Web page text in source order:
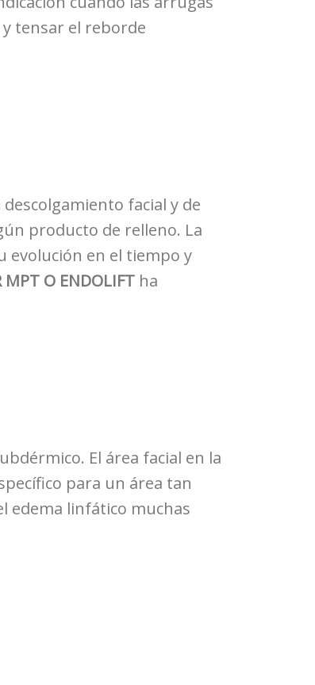
tensar el reborde
facial y de
producto de relleno. La
evolución en el tiempo y
MPT O ENDOLIFTha
El área facial en la
para un área tan
edema linfático muchas